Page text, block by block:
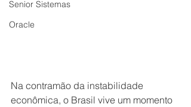
Senior Sistemas
Oracle
Na contramão da instabilidade
econômica, o Brasil vive um momento